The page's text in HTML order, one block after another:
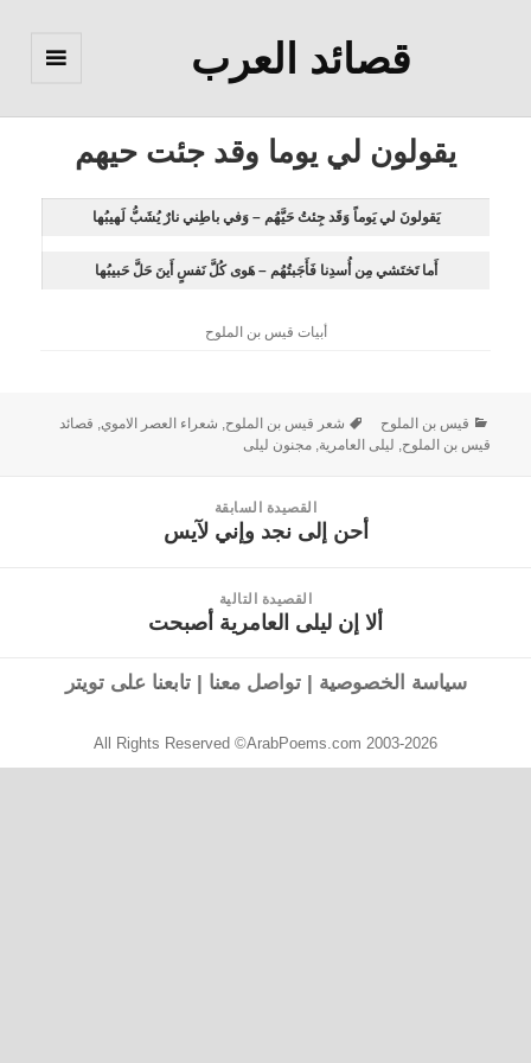
قصائد العرب
يقولون لي يوما وقد جئت حيهم
يَقولونَ لي يَوماً وَقَد جِئتُ حَيَّهُم – وَفي باطِني نارٌ يُشَبُّ لَهيبُها
أَما تَختَشي مِن أُسدِنا فَأَجَبتُهُم – هَوى كُلَّ نَفسٍ أَينَ حَلَّ حَبيبُها
أبيات قيس بن الملوح
قيس بن الملوح شعر قيس بن الملوح, شعراء العصر الاموي, قصائد
قيس بن الملوح, ليلى العامرية,مجنون ليلى
القصيدة السابقة
أحن إلى نجد وإني لآيس
القصيدة التالية
ألا إن ليلى العامرية أصبحت
سياسة الخصوصية |تواصل معنا |تابعنا على تويتر
All Rights Reserved ©ArabPoems.com 2003-2026